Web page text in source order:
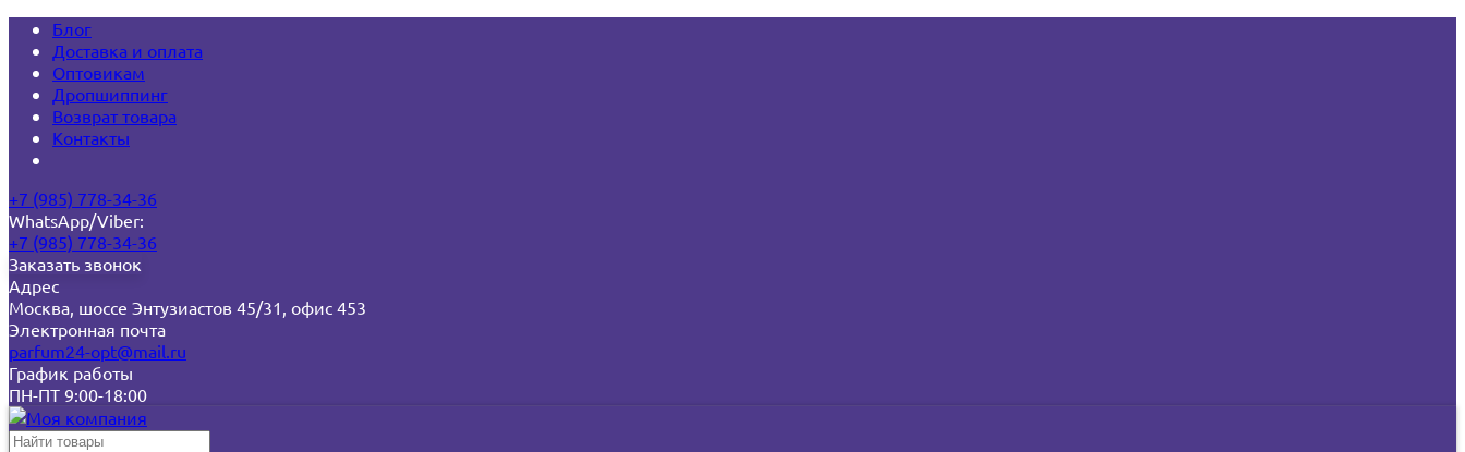
Блог
Доставка и оплата
Оптовикам
Дропшиппинг
Возврат товара
Контакты
+7 (985) 778-34-36
WhatsApp/Viber:
+7 (985) 778-34-36
Заказать звонок
Адрес
Москва, шоссе Энтузиастов 45/31, офис 453
Электронная почта
parfum24-opt@mail.ru
График работы
ПН-ПТ 9:00-18:00